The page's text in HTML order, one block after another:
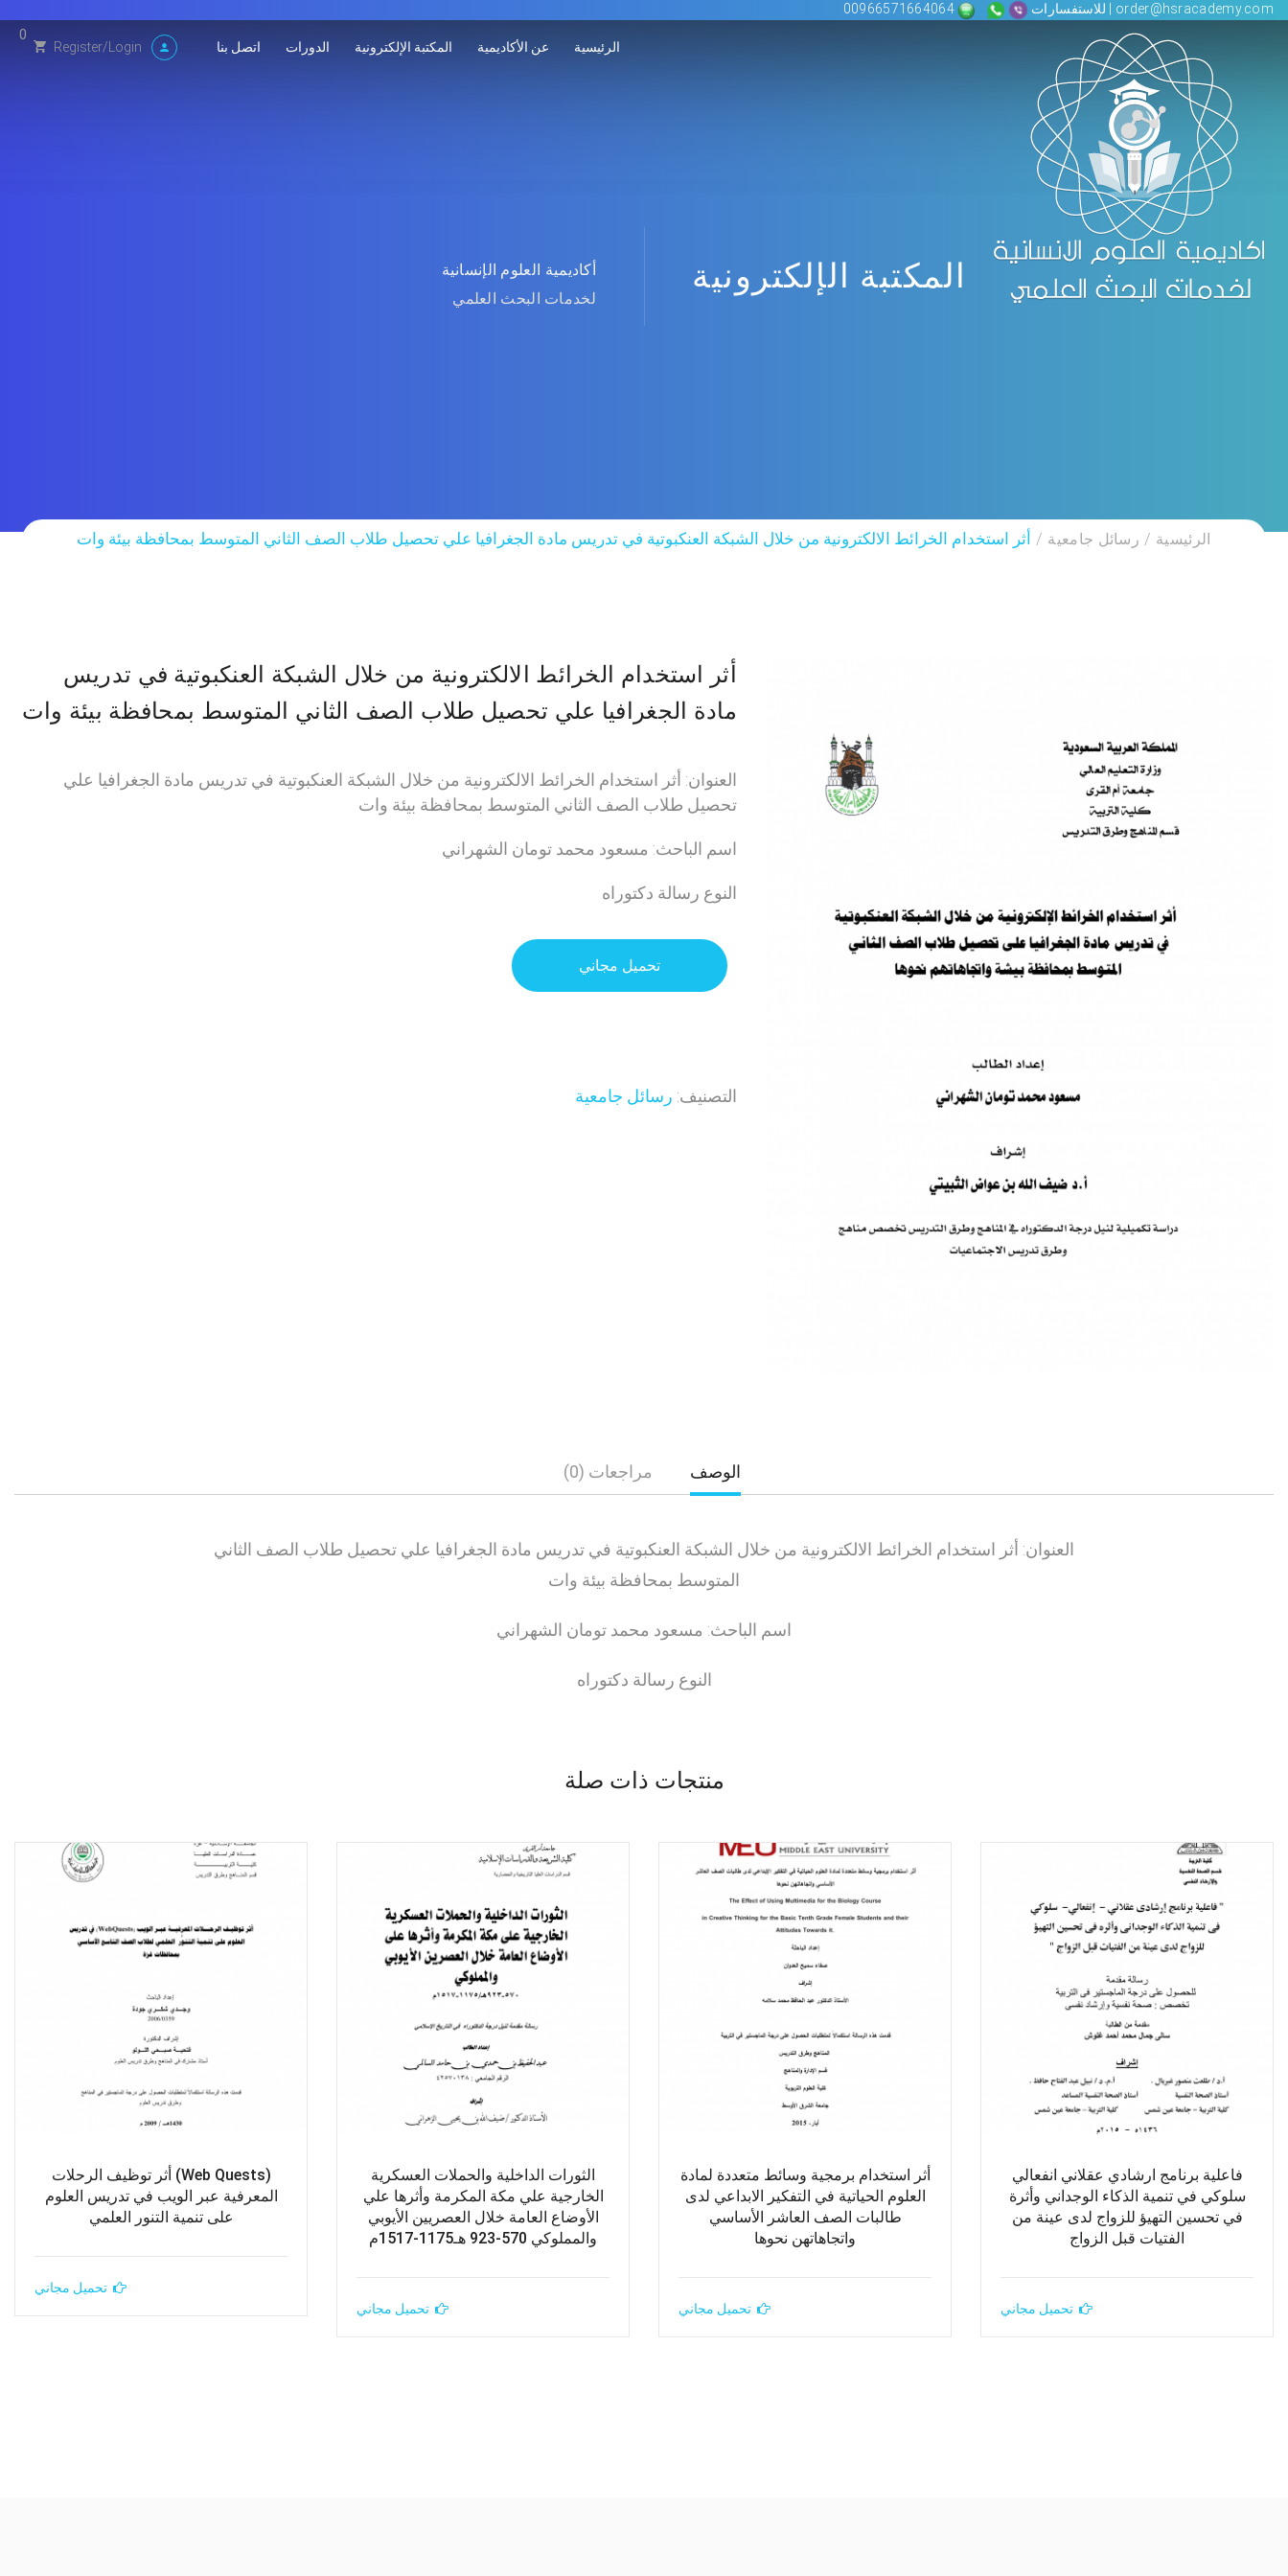
order@hsracademy.com | للاستفسارات 00966571664064
الرئيسية عن الأكاديمية المكتبة الإلكترونية الدورات اتصل بنا Register/Login
0
المكتبة الإلكترونية
أكاديمية العلوم الإنسانية
لخدمات البحث العلمي
الرئيسية رسائل جامعية أثر استخدام الخرائط الالكترونية من خلال الشبكة العنكبوتية في تدريس مادة الجغرافيا علي تحصيل طلاب الصف الثاني المتوسط بمحافظة بيئة وات
أثر استخدام الخرائط الالكترونية من خلال الشبكة العنكبوتية في تدريس
مادة الجغرافيا علي تحصيل طلاب الصف الثاني المتوسط بمحافظة بيئة وات
العنوان: أثر استخدام الخرائط الالكترونية من خلال الشبكة العنكبوتية في تدريس مادة الجغرافيا علي
تحصيل طلاب الصف الثاني المتوسط بمحافظة بيئة وات
اسم الباحث: مسعود محمد تومان الشهراني
النوع رسالة دكتوراه
تحميل مجاني
التصنيف: رسائل جامعية
الوصف مراجعات (0)
العنوان: أثر استخدام الخرائط الالكترونية من خلال الشبكة العنكبوتية في تدريس مادة الجغرافيا علي تحصيل طلاب الصف الثاني
المتوسط بمحافظة بيئة وات
اسم الباحث: مسعود محمد تومان الشهراني
النوع رسالة دكتوراه
منتجات ذات صلة
فاعلية برنامج ارشادي عقلاني انفعالي
سلوكي في تنمية الذكاء الوجداني وأثرة
في تحسين التهيؤ للزواج لدى عينة من
الفتيات قبل الزواج
تحميل مجاني
أثر استخدام برمجية وسائط متعددة لمادة
العلوم الحياتية في التفكير الابداعي لدى
طالبات الصف العاشر الأساسي
واتجاهاتهن نحوها
تحميل مجاني
الثورات الداخلية والحملات العسكرية
الخارجية علي مكة المكرمة وأثرها علي
الأوضاع العامة خلال العصريين الأيوبي
والمملوكي 570-923 هـ1175-1517م
تحميل مجاني
(Web Quests) أثر توظيف الرحلات
المعرفية عبر الويب في تدريس العلوم
على تنمية التنور العلمي
تحميل مجاني